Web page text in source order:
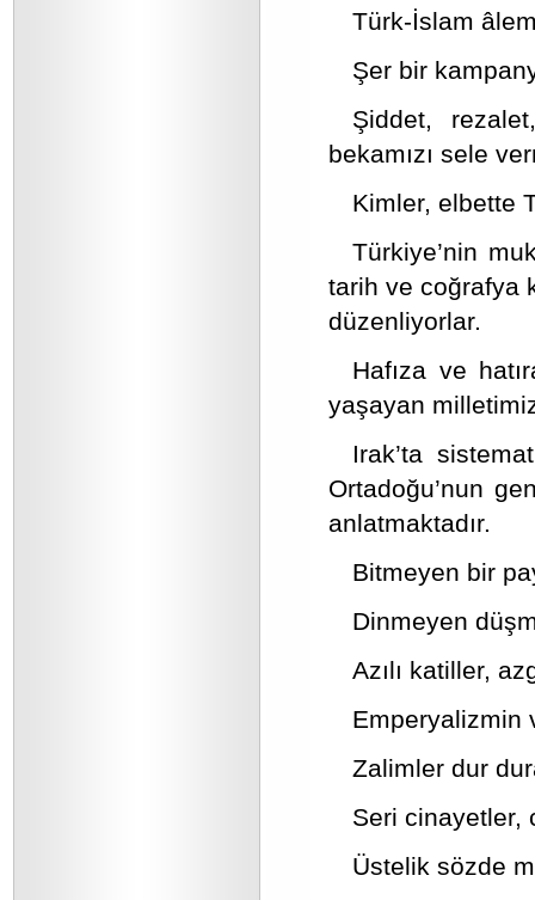
Türk-İslam
Şer bir
Şiddet,
bekamızı sele
Kimler, elbette
Türkiye’nin
tarih ve coğrafya
düzenliyorlar.
Hafıza ve
yaşayan
Irak’ta
Ortadoğu’nun
anlatmaktadır.
Bitmeyen bir
Dinmeyen
Azılı katiller,
Emperyalizmin
Zalimler dur
Seri cinayetler,
Üstelik sözde